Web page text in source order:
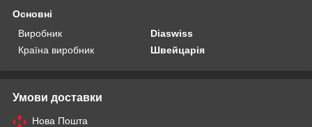
Основні
Виробник
Diaswiss
Країна виробник
Швейцарія
Умови доставки
Нова Пошта